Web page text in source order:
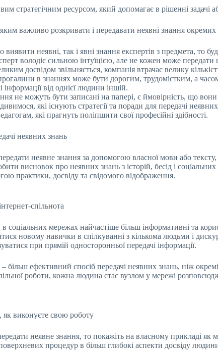
стратегічним ресурсом, який допомагає в рішенні задачі
важливо розкривати і передавати неявні знання окремих
неявні, так і явні знання експертів з предмета, то
володіє сильною інтуїцією, але не кожен може передати
досвідом звільняється, компанія втрачає велику
в знаннях може бути дорогим, трудомістким, а
інформації від однієї людини іншій.
не можуть бути записані на папері, є ймовірність, що вони
які існують стратегії та поради для передачі
які прагнуть поліпшити свої професійні здібності.
неявних знань
неявне знання за допомогою власної мови або
висновок про неявних знань з історій, бесід і
практики, досвіду та свідомого відображення.
спільнота
соціальних мережах найчастіше більш інформативні та
новому навички в спілкуванні з кількома людьми і
при прямій односторонньої передачі інформації.
– більш ефективний спосіб передачі неявних знань, ніж
роботи, кожна людина стає вузлом у мережі
як виконуєте свою роботу
неявне знання, то покажіть на власному прикладі
процедур в більш глибокі аспекти досвіду